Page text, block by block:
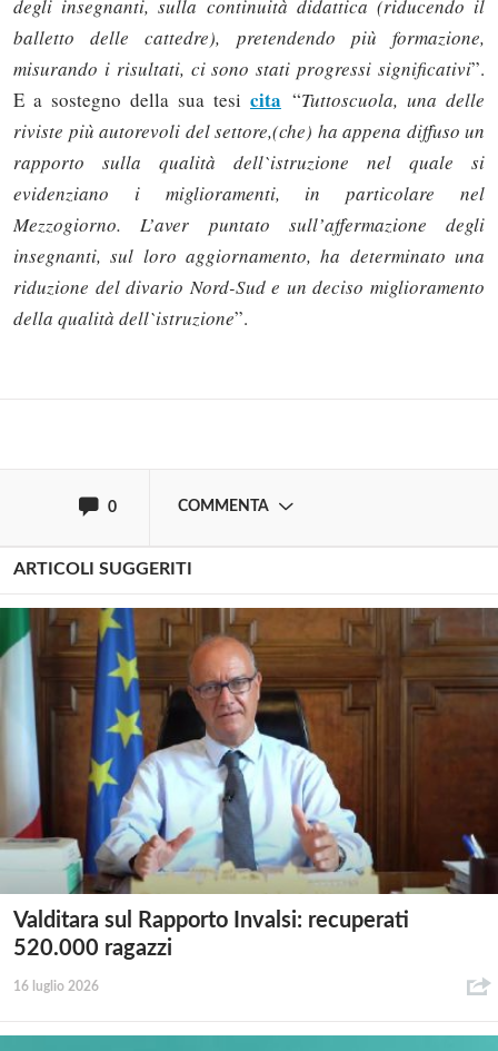
degli insegnanti, sulla continuità didattica (riducendo il
balletto delle cattedre), pretendendo più formazione,
misurando i risultati, ci sono stati progressi significativi”.
E a sostegno della sua tesi cita “Tuttoscuola, una delle
riviste più autorevoli del settore,(che) ha appena diffuso un
rapporto sulla qualità dell`istruzione nel quale si
evidenziano i miglioramenti, in particolare nel
Mezzogiorno. L’aver puntato sull’affermazione degli
insegnanti, sul loro aggiornamento, ha determinato una
riduzione del divario Nord-Sud e un deciso miglioramento
della qualità dell`istruzione”.
0 COMMENTA
Solo gli utenti registrati possono
commentare!
ARTICOLI SUGGERITI
Valditara sul Rapporto Invalsi: recuperati
520.000 ragazzi
16 luglio 2026